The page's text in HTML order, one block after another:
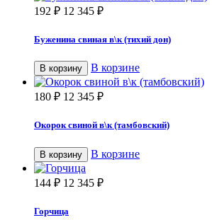
192 ₽ 12 345 ₽
Буженина свиная в\к (тихий дон)
В корзину В корзине
180 ₽ 12 345 ₽
Окорок свиной в\к (тамбовский)
В корзину В корзине
144 ₽ 12 345 ₽
Горчица